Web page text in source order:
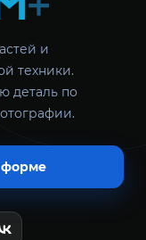
и
техники.
деталь по
форме